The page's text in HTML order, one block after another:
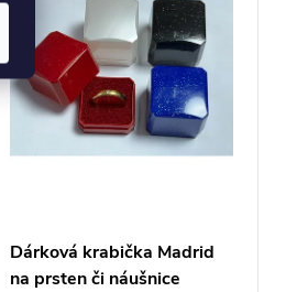
Dárková krabička Madrid
na prsten či náušnice